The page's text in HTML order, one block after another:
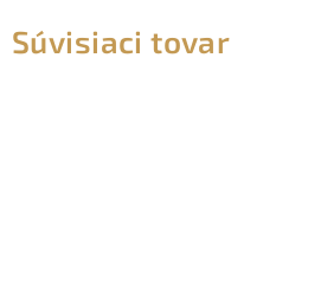
Súvisiaci tovar